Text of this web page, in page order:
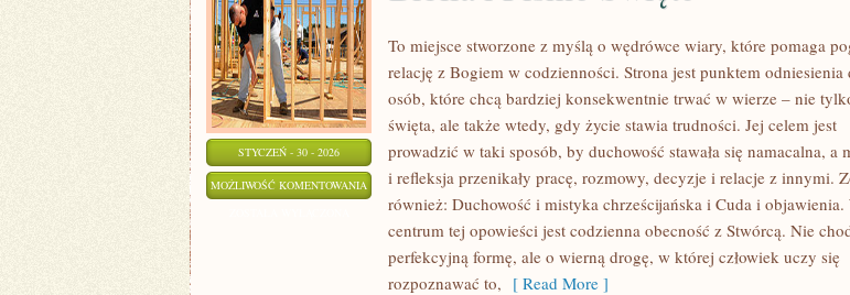
STYCZEŃ - 30 - 2026
MOŻLIWOŚĆ KOMENTOWANIA BIBLIA
PISMO
ŚWIĘTE
To miejsce stworzone z myślą o wędrówce wiary, które pomaga
relację z Bogiem w codzienności. Strona jest punktem odniesienia
osób, które chcą bardziej konsekwentnie trwać w wierze – nie
święta, ale także wtedy, gdy życie stawia trudności. Jej celem jest
prowadzić w taki sposób, by duchowość stawała się namacalna, a
i refleksja przenikały pracę, rozmowy, decyzje i relacje z innymi.
również: Duchowość i mistyka chrześcijańska i Cuda i objawienia.
centrum tej opowieści jest codzienna obecność z Stwórcą. Nie
perfekcyjną formę, ale o wierną drogę, w której człowiek uczy się
rozpoznawać to, [ Read More ]